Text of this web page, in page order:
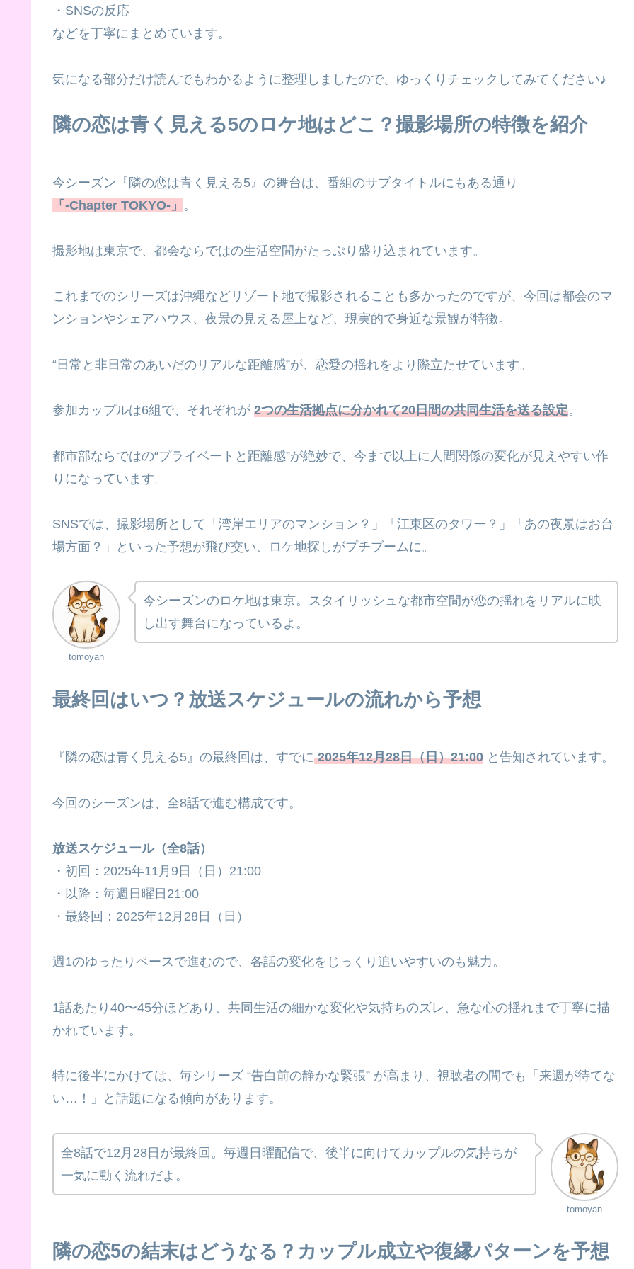
・SNSの反応
などを丁寧にまとめています。
気になる部分だけ読んでもわかるように整理しましたので、ゆっくりチェックしてみてください♪
隣の恋は青く見える5のロケ地はどこ？撮影場所の特徴を紹介
今シーズン『隣の恋は青く見える5』の舞台は、番組のサブタイトルにもある通り
「-Chapter TOKYO-」 。
撮影地は東京で、都会ならではの生活空間がたっぷり盛り込まれています。
これまでのシリーズは沖縄などリゾート地で撮影されることも多かったのですが、今回は都会のマ
ンションやシェアハウス、夜景の見える屋上など、現実的で身近な景観が特徴。
“日常と非日常のあいだのリアルな距離感”が、恋愛の揺れをより際立たせています。
参加カップルは6組で、それぞれが 2つの生活拠点に分かれて20日間の共同生活を送る設定。
都市部ならではの“プライベートと距離感”が絶妙で、今まで以上に人間関係の変化が見えやすい作
りになっています。
SNSでは、撮影場所として「湾岸エリアのマンション？」「江東区のタワー？」「あの夜景はお台
場方面？」といった予想が飛び交い、ロケ地探しがプチブームに。
tomoyan
今シーズンのロケ地は東京。スタイリッシュな都市空間が恋の揺れをリアルに映
し出す舞台になっているよ。
最終回はいつ？放送スケジュールの流れから予想
『隣の恋は青く見える5』の最終回は、すでに 2025年12月28日（日）21:00 と告知されています。
今回のシーズンは、全8話で進む構成です。
放送スケジュール（全8話）
・初回：2025年11月9日（日）21:00
・以降：毎週日曜日21:00
・最終回：2025年12月28日（日）
週1のゆったりペースで進むので、各話の変化をじっくり追いやすいのも魅力。
1話あたり40〜45分ほどあり、共同生活の細かな変化や気持ちのズレ、急な心の揺れまで丁寧に描
かれています。
特に後半にかけては、毎シリーズ “告白前の静かな緊張” が高まり、視聴者の間でも「来週が待てな
い…！」と話題になる傾向があります。
tomoyan
全8話で12月28日が最終回。毎週日曜配信で、後半に向けてカップルの気持ちが
一気に動く流れだよ。
隣の恋5の結末はどうなる？カップル成立や復縁パターンを予想